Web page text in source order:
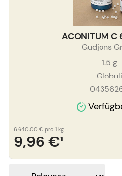
ACONITUM C
Gudjons
1.5 g
Globuli
9,96 €¹
6.640,00 € pro 1 kg